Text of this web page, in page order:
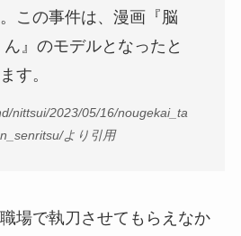
この事件は、漫画『脳
』のモデルとなったと
す。
nittsui/2023/05/16/nougekai_ta
より引用
場で執刀させてもらえなか